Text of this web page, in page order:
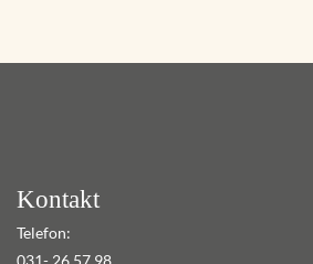
Kontakt
Telefon:
031- 26 57 98